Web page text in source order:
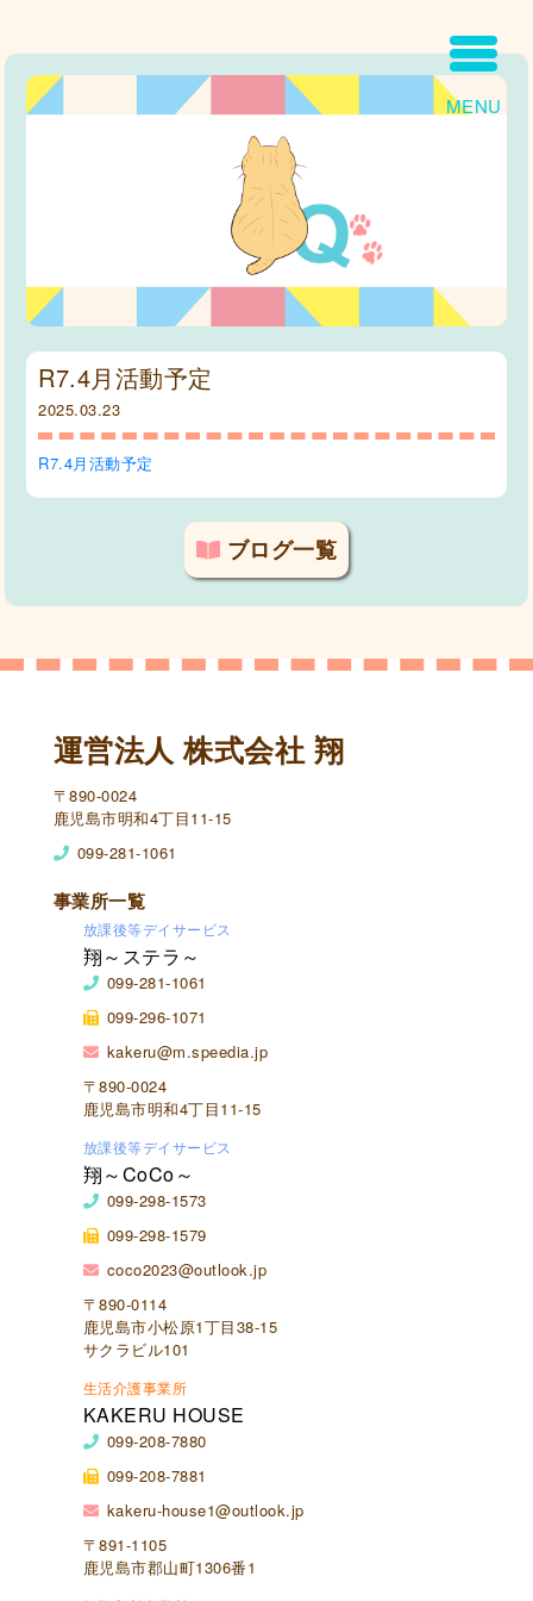
MENU
R7.4月活動予定
2025.03.23
R7.4月活動予定
ブログ一覧
運営法人 株式会社 翔
〒890-0024
鹿児島市明和4丁目11-15
099-281-1061
事業所一覧
放課後等デイサービス
翔～ステラ～
099-281-1061
099-296-1071
kakeru@m.speedia.jp
〒890-0024
鹿児島市明和4丁目11-15
放課後等デイサービス
翔～CoCo～
099-298-1573
099-298-1579
coco2023@outlook.jp
〒890-0114
鹿児島市小松原1丁目38-15
サクラビル101
生活介護事業所
KAKERU HOUSE
099-208-7880
099-208-7881
kakeru-house1@outlook.jp
〒891-1105
鹿児島市郡山町1306番1